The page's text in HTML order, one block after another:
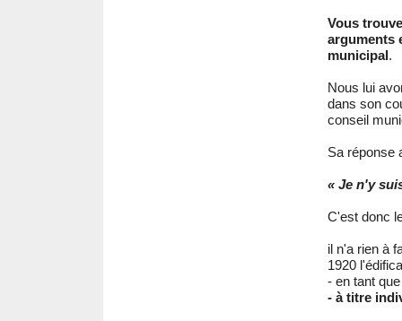
Vous
arguments
municipal.
Nous lui
dans son
conseil
Sa réponse
« Je n'y
C'est donc
il n'a rien à
1920
- en tant
- à titre